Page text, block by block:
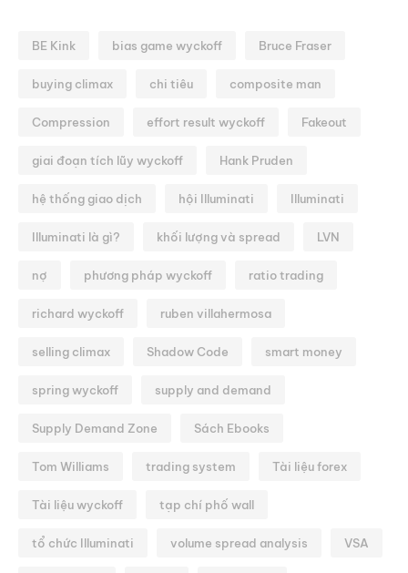
BE Kink bias game wyckoff Bruce Fraser
buying climax chi tiêu composite man
Compression effort result wyckoff Fakeout
giai đoạn tích lũy wyckoff Hank Pruden
hệ thống giao dịch hội Illuminati Illuminati
Illuminati là gì? khối lượng và spread LVN
nợ phương pháp wyckoff ratio trading
richard wyckoff ruben villahermosa
selling climax Shadow Code smart money
spring wyckoff supply and demand
Supply Demand Zone Sách Ebooks
Tom Williams trading system Tài liệu forex
Tài liệu wyckoff tạp chí phố wall
tổ chức Illuminati volume spread analysis VSA